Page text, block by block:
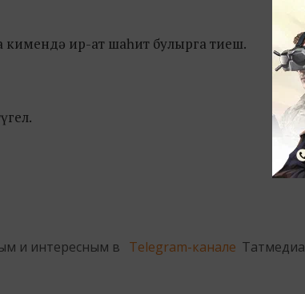
ир-ат шаһит булырга тиеш.
и интересным в Telegram-канале Татмедиа